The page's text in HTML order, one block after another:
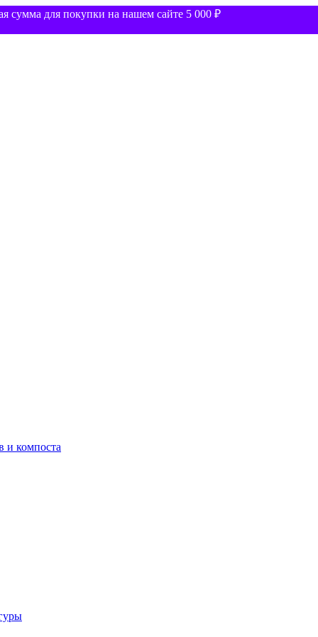
сумма для покупки на нашем сайте 5 000 ₽
и компоста